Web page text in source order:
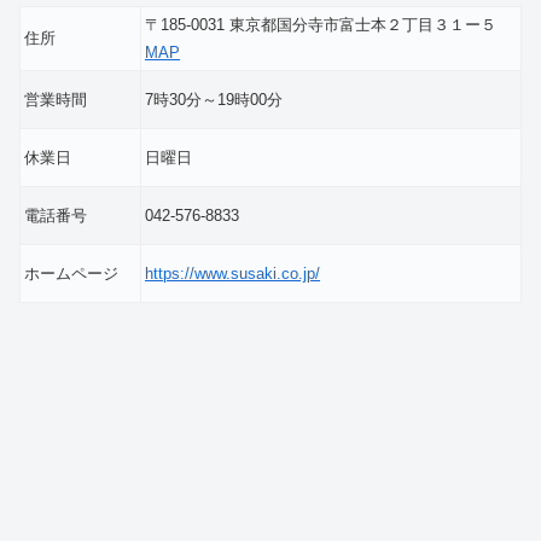
住所
〒185-0031 東京都国分寺市富士本２丁目３１ー５
MAP
営業時間 7時30分～19時00分
休業日 日曜日
電話番号 042-576-8833
ホームページ https://www.susaki.co.jp/